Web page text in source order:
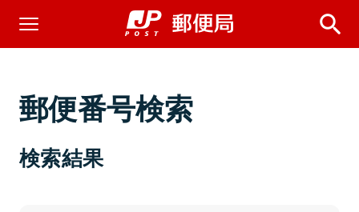
郵便番号検索
検索結果